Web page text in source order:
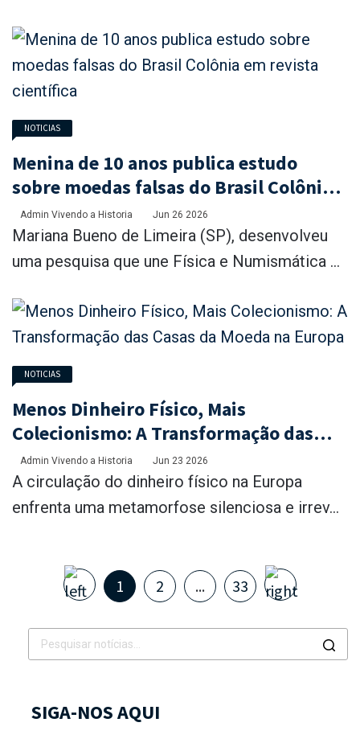
NOTICIAS
Menina de 10 anos publica estudo
sobre moedas falsas do Brasil Colônia
em revista científica
Admin Vivendo a Historia Jun 26 2026
Mariana Bueno de Limeira (SP), desenvolveu
uma pesquisa que une Física e Numismática ...
NOTICIAS
Menos Dinheiro Físico, Mais
Colecionismo: A Transformação das
Casas da Moeda na Europa
Admin Vivendo a Historia Jun 23 2026
A circulação do dinheiro físico na Europa
enfrenta uma metamorfose silenciosa e irrev...
1 2 ... 33
SIGA-NOS AQUI